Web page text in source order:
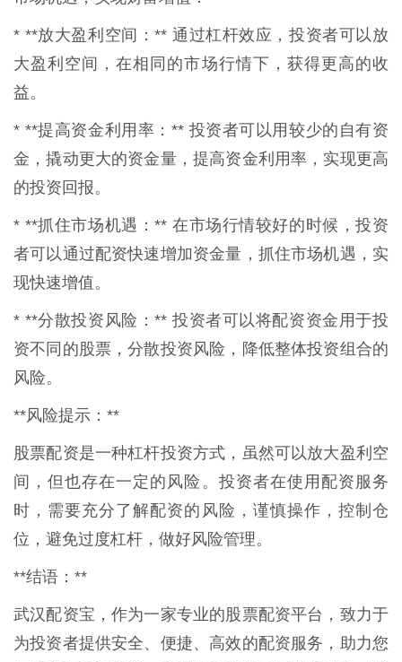
* **放大盈利空间：** 通过杠杆效应，投资者可以放
大盈利空间，在相同的市场行情下，获得更高的收
益。
* **提高资金利用率：** 投资者可以用较少的自有资
金，撬动更大的资金量，提高资金利用率，实现更高
的投资回报。
* **抓住市场机遇：** 在市场行情较好的时候，投资
者可以通过配资快速增加资金量，抓住市场机遇，实
现快速增值。
* **分散投资风险：** 投资者可以将配资资金用于投
资不同的股票，分散投资风险，降低整体投资组合的
风险。
**风险提示：**
股票配资是一种杠杆投资方式，虽然可以放大盈利空
间，但也存在一定的风险。投资者在使用配资服务
时，需要充分了解配资的风险，谨慎操作，控制仓
位，避免过度杠杆，做好风险管理。
**结语：**
武汉配资宝，作为一家专业的股票配资平台，致力于
为投资者提供安全、便捷、高效的配资服务，助力您